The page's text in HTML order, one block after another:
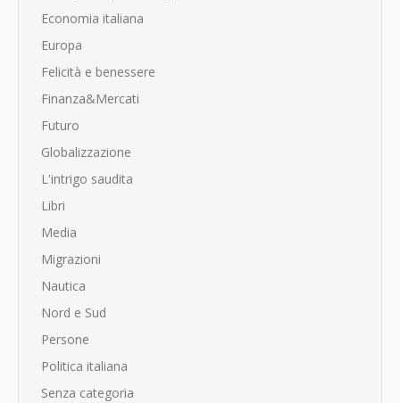
Economia italiana
Europa
Felicità e benessere
Finanza&Mercati
Futuro
Globalizzazione
L'intrigo saudita
Libri
Media
Migrazioni
Nautica
Nord e Sud
Persone
Politica italiana
Senza categoria